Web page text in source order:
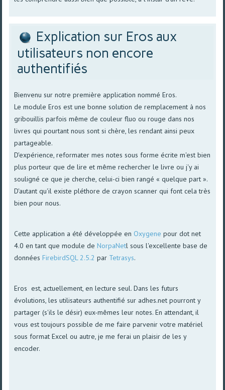
Explication sur Eros aux
utilisateurs non encore
authentifiés
Bienvenu sur notre première application nommé Eros.
Le module Eros est une bonne solution de remplacement à nos
gribouillis parfois même de couleur fluo ou rouge dans nos
livres qui pourtant nous sont si chère, les rendant ainsi peux
partageable.
D'expérience, reformater mes notes sous forme écrite m'est bien
plus porteur que de lire et même rechercher le livre ou j'y ai
souligné ce que je cherche, celui-ci bien rangé « quelque part ».
D'autant qu'il existe pléthore de crayon scanner qui font cela très
bien pour nous.
Cette application a été développée en Oxygene pour dot net
4.0 en tant que module deNorpaNetl sous l'excellente base de
donnéesFirebirdSQL 2.5.2 par Tetrasys.
Eros est, actuellement, en lecture seul. Dans les futurs
évolutions, les utilisateurs authentifié sur adhes.net pourront y
partager (s'ils le désir) eux-mêmes leur notes. En attendant, il
vous est toujours possible de me faire parvenir votre matériel
sous format Excel ou autre, je me ferai un plaisir de les y
encoder.